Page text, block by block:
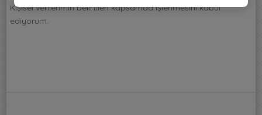
Kişisel verilerimin belirtilen kapsamda işlenmesini kabul
ediyorum.